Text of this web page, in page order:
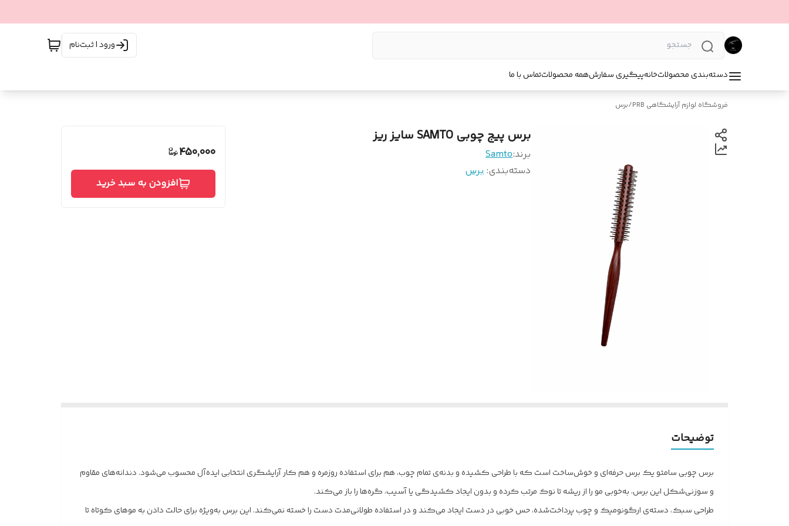
ورود | ثبت‌نام
دسته‌بندی محصولاتخانهپیگیری سفارشهمه محصولاتتماس با ما
فروشگاه لوازم آرایشگاهی PRB /برس
برس پیج چوبی SAMTO سایز ریز
برند:Samto
دسته‌بندی: برس
450,000
افزودن به سبد خرید
توضیحات
برس چوبی سامتو یک برس حرفه‌ای و خوش‌ساخت است که با طراحی کشیده و بدنه‌ی تمام چوب، هم برای استفاده روزمره و هم کار آرایشگری انتخابی ایده‌آل محسوب می‌شود. دندانه‌های مقاوم
و سوزنی‌شکل این برس، به‌خوبی مو را از ریشه تا نوک مرتب کرده و بدون ایجاد کشیدگی یا آسیب، گره‌ها را باز می‌کند.
طراحی سبک، دسته‌ی ارگونومیک و چوب پرداخت‌شده، حس خوبی در دست ایجاد می‌کند و در استفاده طولانی‌مدت دست را خسته نمی‌کند. این برس به‌ویژه برای حالت دادن به موهای کوتاه تا